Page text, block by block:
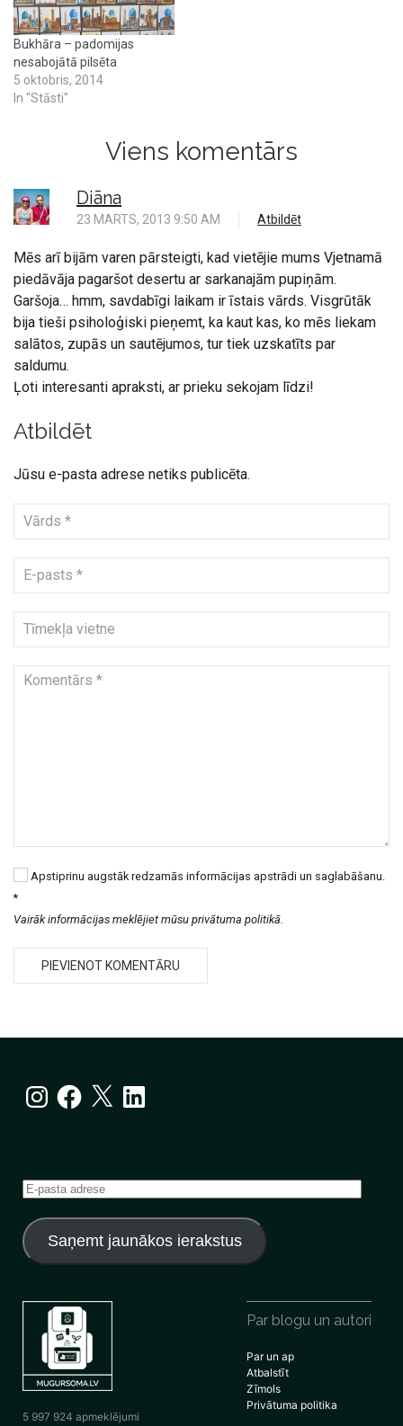
Bukhāra – padomijas
nesabojātā pilsēta
5 oktobris, 2014
In "Stāsti"
Viens komentārs
Diāna
23 MARTS, 2013 9:50 AM Atbildēt
Mēs arī bijām varen pārsteigti, kad vietējie mums Vjetnamā
piedāvāja pagaršot desertu ar sarkanajām pupiņām.
Garšoja… hmm, savdabīgi laikam ir īstais vārds. Visgrūtāk
bija tieši psiholoģiski pieņemt, ka kaut kas, ko mēs liekam
salātos, zupās un sautējumos, tur tiek uzskatīts par
saldumu.
Ļoti interesanti apraksti, ar prieku sekojam līdzi!
Atbildēt
Jūsu e-pasta adrese netiks publicēta.
Apstiprinu augstāk redzamās informācijas apstrādi un saglabāšanu.
*
Vairāk informācijas meklējiet mūsu privātuma politikā.
InstagramFacebook
X LinkedIn
E-
adrese
Saņemt jaunākos ierakstus
5 997 924 apmeklējumi
Par blogu un autori
Par un ap
Atbalstīt
Zīmols
Privātuma politika